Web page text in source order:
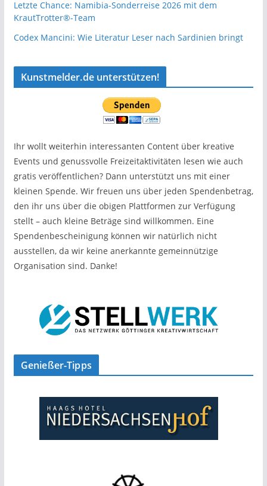
Letzte Chance: Namibia-Sonderreise 2026 mit dem
KrautTrotter®-Team
Codex Mancini: Wie Literatur Leser nach Sardinien bringt
Kunstmelder.de unterstützen!
Ihr wollt weiterhin interessanten Content über kreative
Events und genussvolle Freizeitaktivitäten lesen wie auch
gratis veröffentlichen? Dann unterstützt uns mit einer
kleinen Spende. Wir freuen uns über jeden Spendenbetrag,
den ihr uns über die obigen Plattformen zur Verfügung
stellt – auch kleine Beträge sind willkommen. Eine
Spendenbescheinigung können wir natürlich nicht
ausstellen, da wir keine anerkannte gemeinnützige
Organisation sind. Danke!
Genießer-Tipps